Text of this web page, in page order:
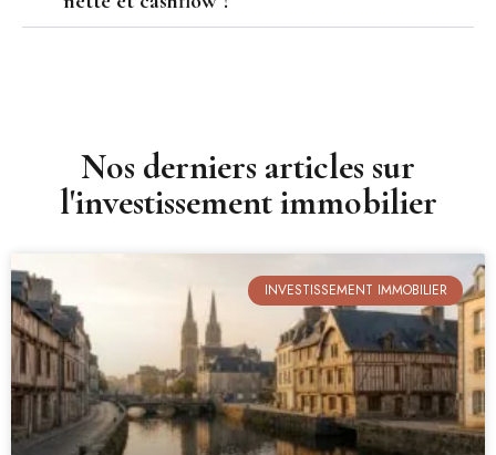
Nos derniers articles sur
l'investissement immobilier
INVESTISSEMENT IMMOBILIER